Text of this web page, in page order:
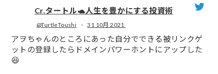
Cr.タートル🐢人生を豊かにする投資術
@TurtleToushi · 31 10月 2021
アヲちゃんのところにあった自分でできる被リンクゲ
ットの登録したらドメインパワーホントにアップした
😆